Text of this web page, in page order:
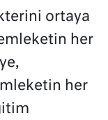
ortaya
her
her